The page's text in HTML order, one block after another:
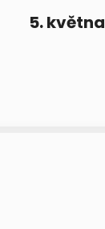
5. května